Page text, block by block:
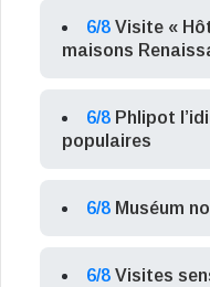
6/8 Visite «
maisons
6/8 Phlipot
populaires
6/8 Muséum
6/8 Visites